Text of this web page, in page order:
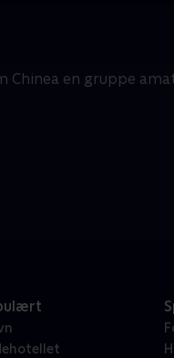
Chinea en gruppe